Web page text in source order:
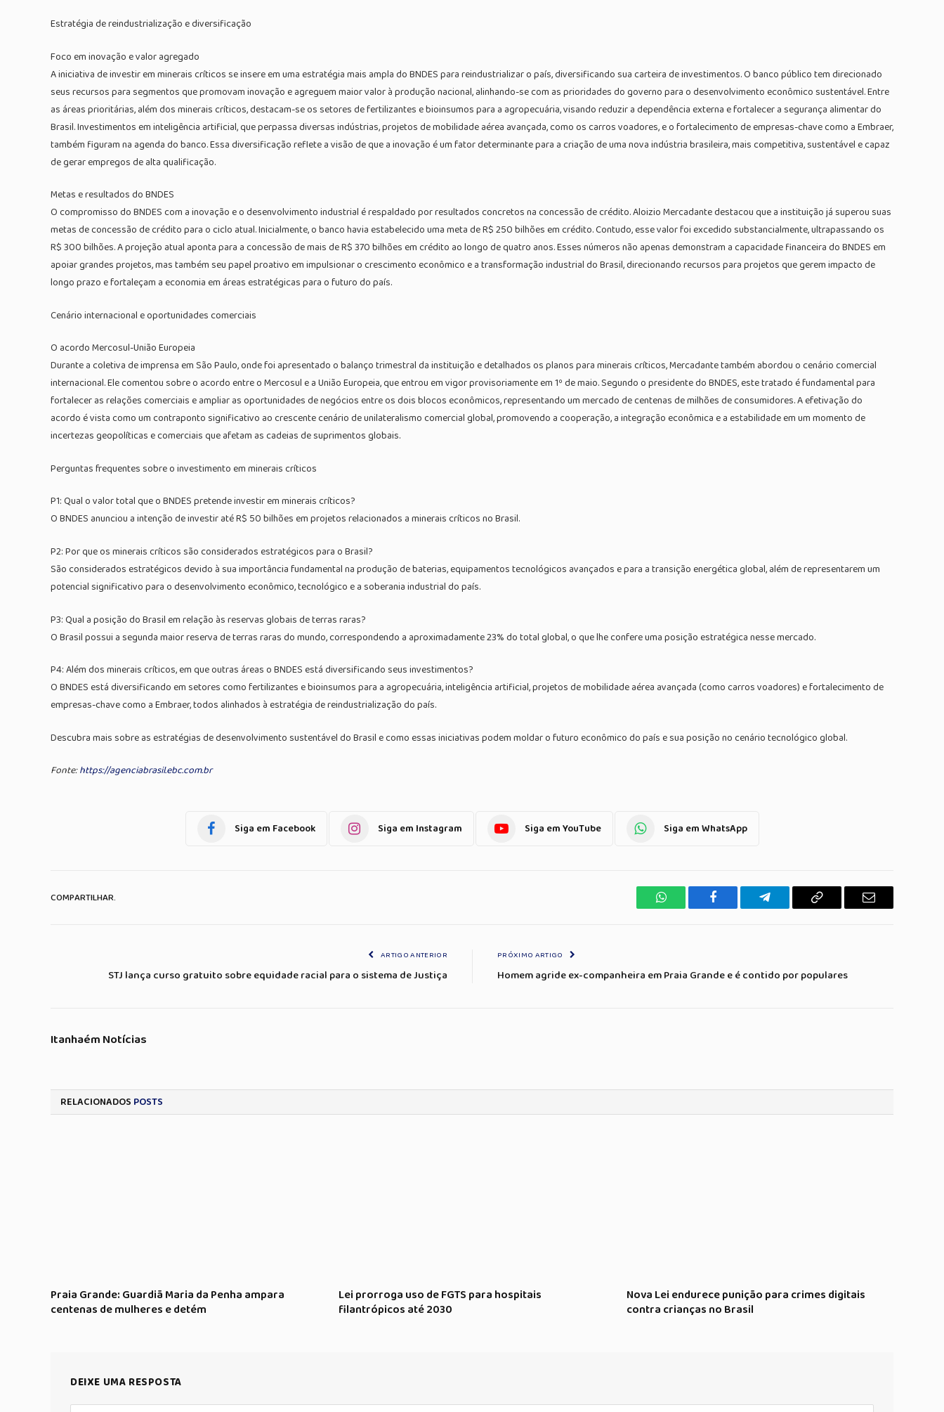
Estratégia de reindustrialização e diversificação
Foco em inovação e valor agregado
A iniciativa de investir em minerais críticos se insere em uma estratégia mais ampla do BNDES para reindustrializar o país, diversificando sua carteira de investimentos. O banco público tem direcionado
seus recursos para segmentos que promovam inovação e agreguem maior valor à produção nacional, alinhando-se com as prioridades do governo para o desenvolvimento econômico sustentável. Entre
as áreas prioritárias, além dos minerais críticos, destacam-se os setores de fertilizantes e bioinsumos para a agropecuária, visando reduzir a dependência externa e fortalecer a segurança alimentar do
Brasil. Investimentos em inteligência artificial, que perpassa diversas indústrias, projetos de mobilidade aérea avançada, como os carros voadores, e o fortalecimento de empresas-chave como a Embraer,
também figuram na agenda do banco. Essa diversificação reflete a visão de que a inovação é um fator determinante para a criação de uma nova indústria brasileira, mais competitiva, sustentável e capaz
de gerar empregos de alta qualificação.
Metas e resultados do BNDES
O compromisso do BNDES com a inovação e o desenvolvimento industrial é respaldado por resultados concretos na concessão de crédito. Aloizio Mercadante destacou que a instituição já superou suas
metas de concessão de crédito para o ciclo atual. Inicialmente, o banco havia estabelecido uma meta de R$ 250 bilhões em crédito. Contudo, esse valor foi excedido substancialmente, ultrapassando os
R$ 300 bilhões. A projeção atual aponta para a concessão de mais de R$ 370 bilhões em crédito ao longo de quatro anos. Esses números não apenas demonstram a capacidade financeira do BNDES em
apoiar grandes projetos, mas também seu papel proativo em impulsionar o crescimento econômico e a transformação industrial do Brasil, direcionando recursos para projetos que gerem impacto de
longo prazo e fortaleçam a economia em áreas estratégicas para o futuro do país.
Cenário internacional e oportunidades comerciais
O acordo Mercosul-União Europeia
Durante a coletiva de imprensa em São Paulo, onde foi apresentado o balanço trimestral da instituição e detalhados os planos para minerais críticos, Mercadante também abordou o cenário comercial
internacional. Ele comentou sobre o acordo entre o Mercosul e a União Europeia, que entrou em vigor provisoriamente em 1º de maio. Segundo o presidente do BNDES, este tratado é fundamental para
fortalecer as relações comerciais e ampliar as oportunidades de negócios entre os dois blocos econômicos, representando um mercado de centenas de milhões de consumidores. A efetivação do
acordo é vista como um contraponto significativo ao crescente cenário de unilateralismo comercial global, promovendo a cooperação, a integração econômica e a estabilidade em um momento de
incertezas geopolíticas e comerciais que afetam as cadeias de suprimentos globais.
Perguntas frequentes sobre o investimento em minerais críticos
P1: Qual o valor total que o BNDES pretende investir em minerais críticos?
O BNDES anunciou a intenção de investir até R$ 50 bilhões em projetos relacionados a minerais críticos no Brasil.
P2: Por que os minerais críticos são considerados estratégicos para o Brasil?
São considerados estratégicos devido à sua importância fundamental na produção de baterias, equipamentos tecnológicos avançados e para a transição energética global, além de representarem um
potencial significativo para o desenvolvimento econômico, tecnológico e a soberania industrial do país.
P3: Qual a posição do Brasil em relação às reservas globais de terras raras?
O Brasil possui a segunda maior reserva de terras raras do mundo, correspondendo a aproximadamente 23% do total global, o que lhe confere uma posição estratégica nesse mercado.
P4: Além dos minerais críticos, em que outras áreas o BNDES está diversificando seus investimentos?
O BNDES está diversificando em setores como fertilizantes e bioinsumos para a agropecuária, inteligência artificial, projetos de mobilidade aérea avançada (como carros voadores) e fortalecimento de
empresas-chave como a Embraer, todos alinhados à estratégia de reindustrialização do país.
Descubra mais sobre as estratégias de desenvolvimento sustentável do Brasil e como essas iniciativas podem moldar o futuro econômico do país e sua posição no cenário tecnológico global.
Fonte:https://agenciabrasil.ebc.com.br
Siga em Facebook Siga em Instagram Siga em YouTube Siga em WhatsApp
COMPARTILHAR.
WhatsAppFacebook TelegramaCopiar
E-
ARTIGO ANTERIOR
STJ lança curso gratuito sobre equidade racial para o sistema de Justiça
PRÓXIMO ARTIGO
Homem agride ex-companheira em Praia Grande e é contido por populares
Itanhaém Notícias
RELACIONADOS POSTS
Praia Grande: Guardiã Maria da Penha ampara
centenas de mulheres e detém
Lei prorroga uso de FGTS para hospitais
filantrópicos até 2030
Nova Lei endurece punição para crimes digitais
contra crianças no Brasil
DEIXE UMA RESPOSTA